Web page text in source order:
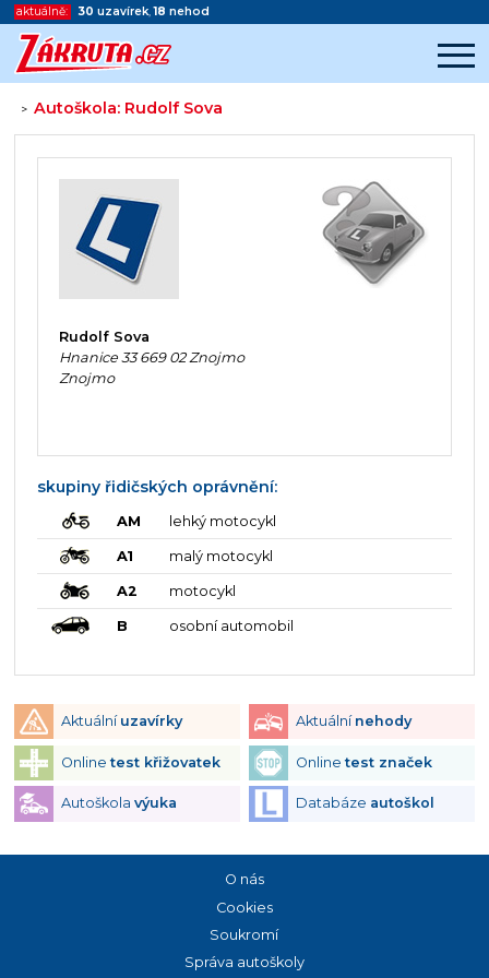
aktuálně: 30 uzavírek,18 nehod
>Autoškola: Rudolf Sova
Začátek reklamy
Konec reklamy
Rudolf Sova
Hnanice 33 669 02 Znojmo
Znojmo
skupiny řidičských oprávnění:
AM lehký motocykl
A1 malý motocykl
A2 motocykl
B osobní automobil
Aktuální uzavírky Aktuální nehody
Onlinetest křižovatek Onlinetest značek
Autoškola výuka Databáze autoškol
O nás
Cookies
Soukromí
Správa autoškoly